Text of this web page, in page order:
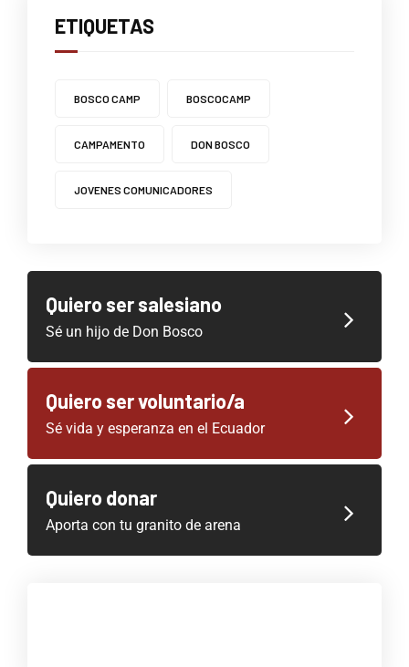
ETIQUETAS
BOSCO CAMP BOSCOCAMP
CAMPAMENTO DON BOSCO
JOVENES COMUNICADORES
Quiero ser salesiano
Sé un hijo de Don Bosco
Quiero ser voluntario/a
Sé vida y esperanza en el Ecuador
Quiero donar
Aporta con tu granito de arena